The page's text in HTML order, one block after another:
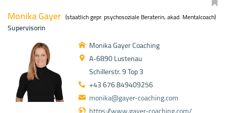
Monika Gayer (staatlich gepr. psychosoziale Beraterin, akad. Mentalcoach)
Supervisorin
Monika Gayer Coaching
A-6890 Lustenau
Schillerstr. 9 Top 3
+43 676 849409256
monika@gayer-coaching.com